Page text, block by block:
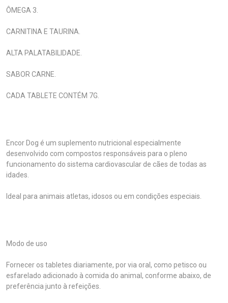
ÔMEGA 3.
CARNITINA E TAURINA.
ALTA PALATABILIDADE.
SABOR CARNE.
CADA TABLETE CONTÉM 7G.
Encor Dog é um suplemento nutricional especialmente
desenvolvido com compostos responsáveis para o pleno
funcionamento do sistema cardiovascular de cães de todas as
idades.
Ideal para animais atletas, idosos ou em condições especiais.
Modo de uso
Fornecer os tabletes diariamente, por via oral, como petisco ou
esfarelado adicionado à comida do animal, conforme abaixo, de
preferência junto à refeições.